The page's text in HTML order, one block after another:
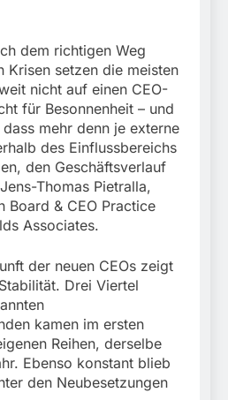
dem richtigen Weg
Krisen setzen die meisten
nicht auf einen CEO-
für Besonnenheit – und
mehr denn je externe
des Einflussbereichs
den Geschäftsverlauf
Thomas Pietralla,
Board & CEO Practice
Associates.
der neuen CEOs zeigt
Drei Viertel
kamen im ersten
Reihen, derselbe
Ebenso konstant blieb
den Neubesetzungen